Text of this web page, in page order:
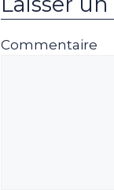
Commentaire